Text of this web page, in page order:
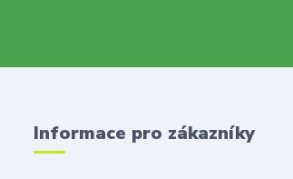
Informace pro zákazníky